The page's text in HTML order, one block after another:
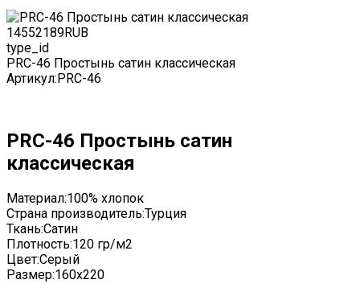
14552189RUB
type_id
PRC-46 Простынь сатин классическая
Артикул:PRC-46
PRC-46 Простынь сатин
классическая
Материал:100% хлопок
Страна производитель:Турция
Ткань:Сатин
Плотность:120 гр/м2
Цвет:Серый
Размер:160x220